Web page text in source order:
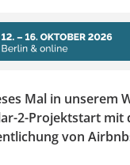
Mal in unserem
2-Projektstart mit
von